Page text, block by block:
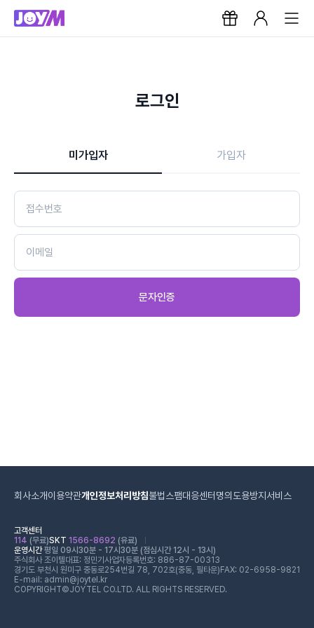
로그인
미가입자 가입자
문자인증
회사소개이용약관개인정보처리방침불법스팸대응센터 명의도용방지서비스
고객센터
114 (무료)SKT 1566-8692 (유료)
운영시간평일 09시30분 - 17시30분 (점심시간 12시 - 13시)
주식회사 조이텔대표: 정민기 사업자등록번호: 886-87-00313
경기도 부천시 원미구 중동로254번길 78, 702호(중동, 필타운) FAX: 02-6958-9821
E-mail: admin@joytel.kr
COPYRIGHT©JOYTEL CO.LTD. ALL RIGHTS RESERVED.